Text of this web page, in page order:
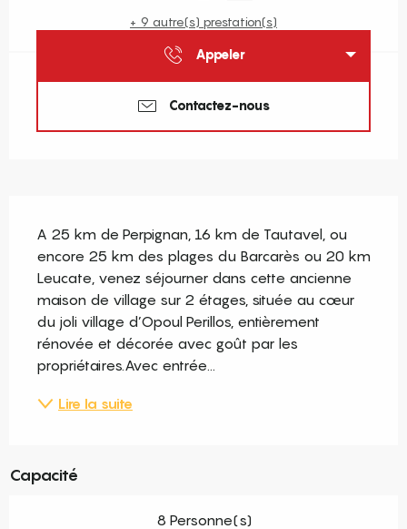
+ 9 autre(s) prestation(s)
Appeler
Contactez-nous
A 25 km de Perpignan, 16 km de Tautavel, ou
encore 25 km des plages du Barcarès ou 20 km
Leucate, venez séjourner dans cette ancienne
maison de village sur 2 étages, située au cœur
du joli village d’Opoul Perillos, entièrement
rénovée et décorée avec goût par les
propriétaires.Avec entrée...
Lire la suite
Capacité
8 Personne(s)